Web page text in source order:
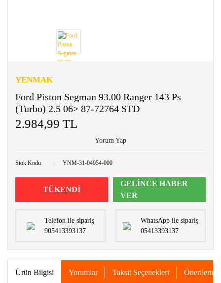
YENMAK
Ford Piston Segman 93.00 Ranger 143 Ps
(Turbo) 2.5 06> 87-72764 STD
2.984,99 TL
Yorum Yap
Stok Kodu YNM-31-04954-000
TÜKENDİ
GELİNCE HABER
VER
Telefon ile sipariş
905413393137
WhatsApp ile sipariş
05413393137
Ürün Bilgisi Yorumlar Taksit Seçenekleri Önerileriniz